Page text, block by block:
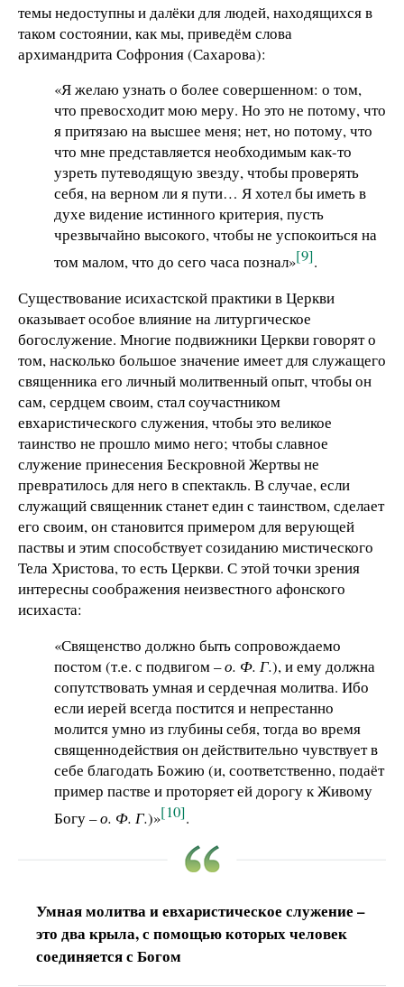
темы недоступны и далёки для людей, находящихся в
таком состоянии, как мы, приведём слова
архимандрита Софрония (Сахарова):
«Я желаю узнать о более совершенном: о том,
что превосходит мою меру. Но это не потому, что
я притязаю на высшее меня; нет, но потому, что
что мне представляется необходимым как-то
узреть путеводящую звезду, чтобы проверять
себя, на верном ли я пути… Я хотел бы иметь в
духе видение истинного критерия, пусть
чрезвычайно высокого, чтобы не успокоиться на
том малом, что до сего часа познал»[9].
Существование исихастской практики в Церкви
оказывает особое влияние на литургическое
богослужение. Многие подвижники Церкви говорят о
том, насколько большое значение имеет для служащего
священника его личный молитвенный опыт, чтобы он
сам, сердцем своим, стал соучастником
евхаристического служения, чтобы это великое
таинство не прошло мимо него; чтобы славное
служение принесения Бескровной Жертвы не
превратилось для него в спектакль. В случае, если
служащий священник станет един с таинством, сделает
его своим, он становится примером для верующей
паствы и этим способствует созиданию мистического
Тела Христова, то есть Церкви. С этой точки зрения
интересны соображения неизвестного афонского
исихаста:
«Священство должно быть сопровождаемо
постом (т.е. с подвигом –о. Ф. Г.), и ему должна
сопутствовать умная и сердечная молитва. Ибо
если иерей всегда постится и непрестанно
молится умно из глубины себя, тогда во время
священнодействия он действительно чувствует в
себе благодать Божию (и, соответственно, подаёт
пример пастве и проторяет ей дорогу к Живому
Богу –о. Ф. Г.)»[10].
Умная молитва и евхаристическое служение –
это два крыла, с помощью которых человек
соединяется с Богом